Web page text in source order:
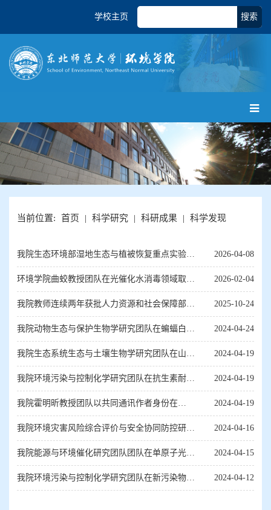
搜索
学校主页
当前位置: 首页 | 科学研究 | 科研成果 | 科学发现
我院生态环境部湿地生态与植被恢复重点实验室
通过评估
2026-04-08
环境学院曲蛟教授团队在光催化水消毒领域取得
新进展
2026-02-04
我院教师连续两年获批人力资源和社会保障部国
家外国专家项目国际合作助力科研创新再上...
2025-10-24
我院动物生态与保护生物学研究团队在蝙蝠白鼻
综合征研究领域取得系列研究成果
2024-04-24
我院生态系统生态与土壤生物学研究团队在山地
土壤动物多样性方向取得系列研究成果
2024-04-19
我院环境污染与控制化学研究团队在抗生素耐药
性污染方向取得新进展
2024-04-19
我院霍明昕教授团队以共同通讯作者身份在
《Science》上发表关于反渗透膜在水处理研究
中...
2024-04-19
我院环境灾害风险综合评价与安全协同防控研究
团队在多灾种农业气象灾害综合风险动态评...
2024-04-16
我院能源与环境催化研究团队团队在单原子光催
化剂构筑及其能源与环境领域应用取得新研...
2024-04-15
我院环境污染与控制化学研究团队在新污染物环 2024-04-12